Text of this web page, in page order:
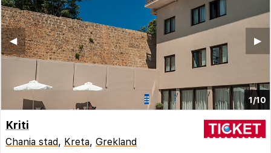
1/10
▶︎
◀︎
Kriti
Chania stad, Kreta, Grekland